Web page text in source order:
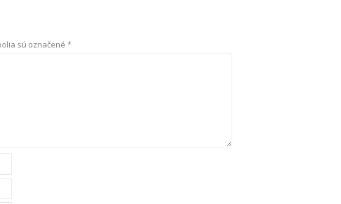
sú označené*